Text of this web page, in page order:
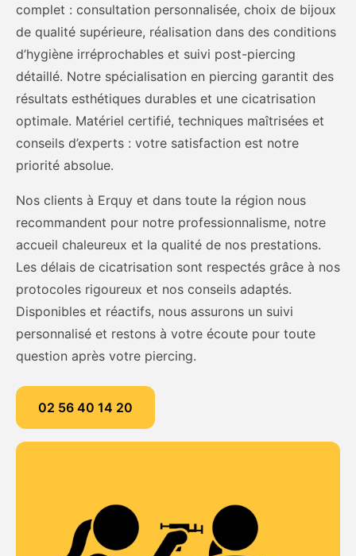
complet : consultation personnalisée, choix de bijoux
de qualité supérieure, réalisation dans des conditions
d’hygiène irréprochables et suivi post-piercing
détaillé. Notre spécialisation en piercing garantit des
résultats esthétiques durables et une cicatrisation
optimale. Matériel certifié, techniques maîtrisées et
conseils d’experts : votre satisfaction est notre
priorité absolue.
Nos clients à Erquy et dans toute la région nous
recommandent pour notre professionnalisme, notre
accueil chaleureux et la qualité de nos prestations.
Les délais de cicatrisation sont respectés grâce à nos
protocoles rigoureux et nos conseils adaptés.
Disponibles et réactifs, nous assurons un suivi
personnalisé et restons à votre écoute pour toute
question après votre piercing.
02 56 40 14 20